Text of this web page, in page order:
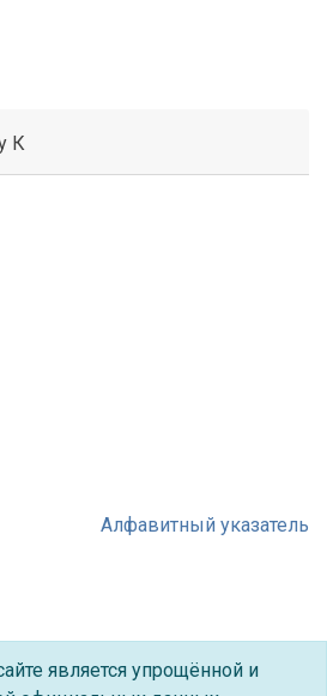
К
Алфавитный указатель
является упрощённой и